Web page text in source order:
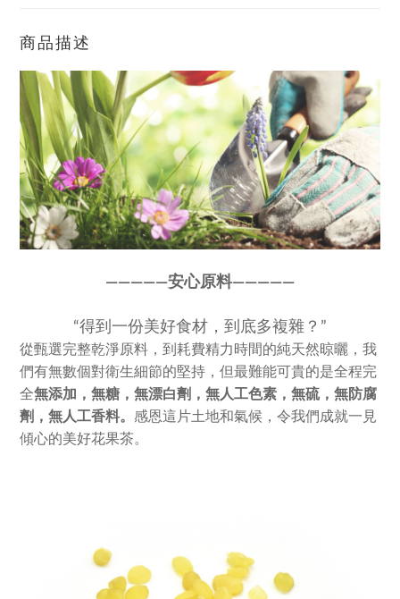
商品描述
—————安心原料—————
“得到一份美好食材，到底多複雜？”
從甄選完整乾淨原料，到耗費精力時間的純天然晾曬，我
們有無數個對衛生細節的堅持，但最難能可貴的是全程完
全無添加， 無糖，無漂白劑，無人工色素， 無硫，無防腐
劑，無人工香料。 感恩這片土地和氣候，令我們成就一見
傾心的美好花果茶。